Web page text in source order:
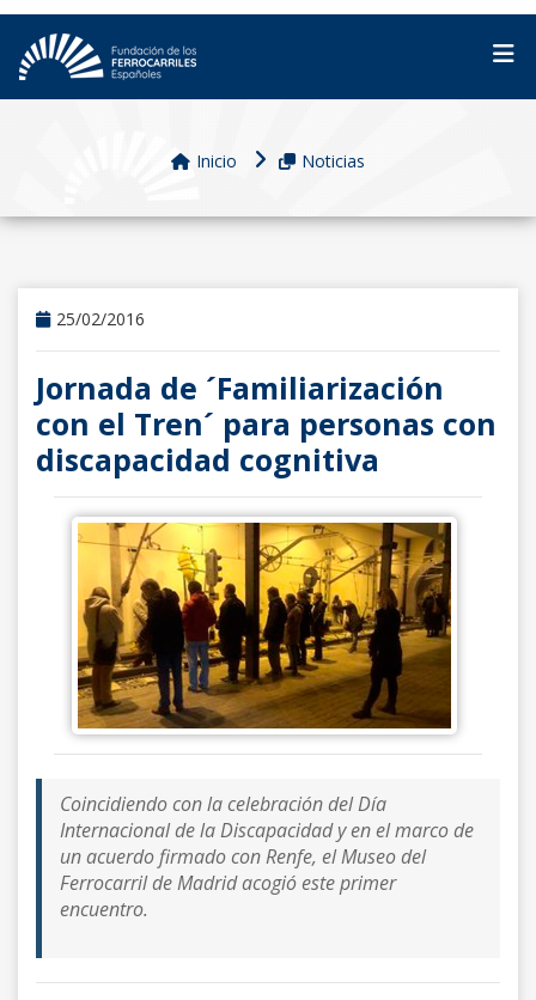
Inicio Noticias
25/02/2016
Jornada de ´Familiarización
con el Tren´ para personas con
discapacidad cognitiva
Coincidiendo con la celebración del Día
Internacional de la Discapacidad y en el marco de
un acuerdo firmado con Renfe, el Museo del
Ferrocarril de Madrid acogió este primer
encuentro.